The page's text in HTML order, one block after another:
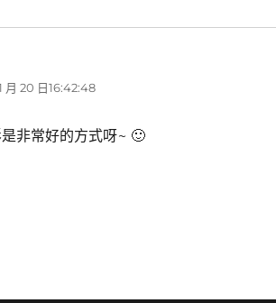
:月 20 日16:42:48
非常好的方式呀~ 🙂